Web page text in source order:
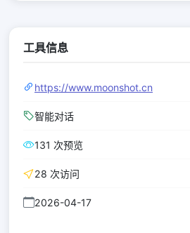
工具信息
https://www.moonshot.cn
智能对话
131 次预览
28 次访问
2026-04-17